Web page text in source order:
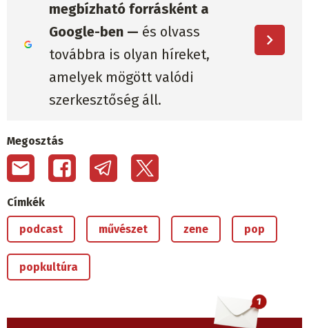
megbízható forrásként a
Google-ben — és olvass
továbbra is olyan híreket,
amelyek mögött valódi
szerkesztőség áll.
Megosztás
Címkék
podcast művészet zene pop
popkultúra